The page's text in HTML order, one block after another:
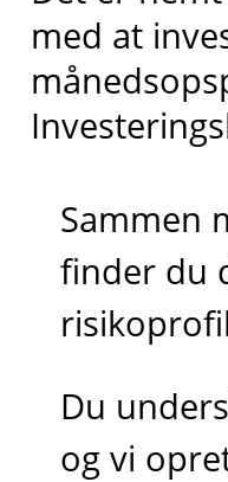
med at
Sammen
finder du
Du
og vi